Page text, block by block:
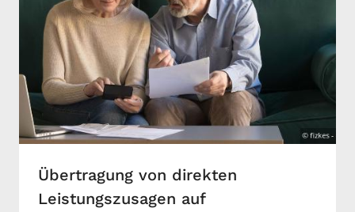
Übertragung von direkten
Leistungszusagen auf